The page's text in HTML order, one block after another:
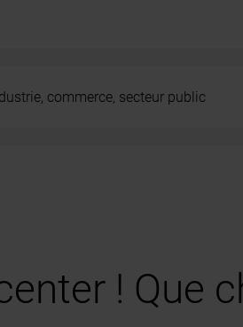
commerce, secteur public
! Que